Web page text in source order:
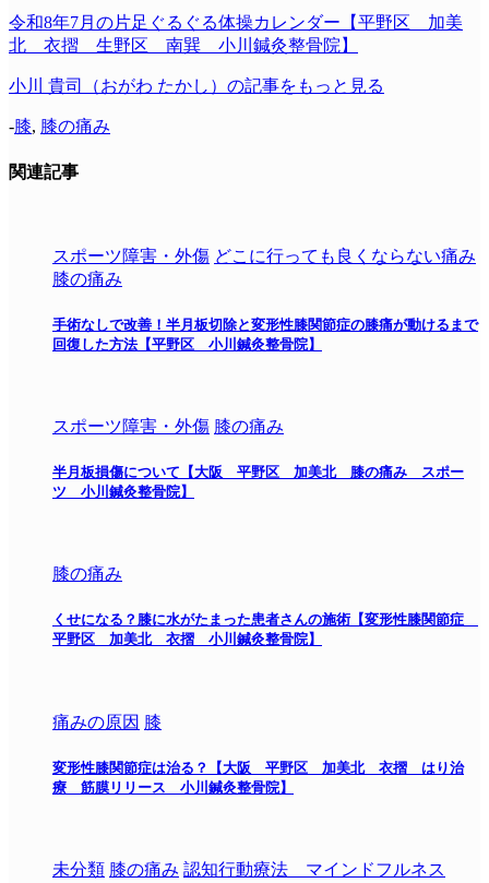
令和8年7月の片足ぐるぐる体操カレンダー【平野区 加美
北 衣摺 生野区 南巽 小川鍼灸整骨院】
小川 貴司（おがわ たかし）の記事をもっと見る
-膝, 膝の痛み
関連記事
スポーツ障害・外傷 どこに行っても良くならない痛み
膝の痛み
手術なしで改善！半月板切除と変形性膝関節症の膝痛が動けるまで
回復した方法【平野区 小川鍼灸整骨院】
スポーツ障害・外傷 膝の痛み
半月板損傷について【大阪 平野区 加美北 膝の痛み スポー
ツ 小川鍼灸整骨院】
膝の痛み
くせになる？膝に水がたまった患者さんの施術【変形性膝関節症
平野区 加美北 衣摺 小川鍼灸整骨院】
痛みの原因 膝
変形性膝関節症は治る？【大阪 平野区 加美北 衣摺 はり治
療 筋膜リリース 小川鍼灸整骨院】
未分類 膝の痛み 認知行動療法 マインドフルネス